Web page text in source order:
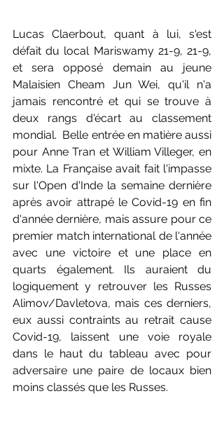
Lucas Claerbout, quant à lui, s'est
défait du local Mariswamy 21-9, 21-9,
et sera opposé demain au jeune
Malaisien Cheam Jun Wei, qu'il n'a
jamais rencontré et qui se trouve à
deux rangs d'écart au classement
mondial.  Belle entrée en matière aussi
pour Anne Tran et William Villeger, en
mixte. La Française avait fait l'impasse
sur l'Open d'Inde la semaine dernière
après avoir attrapé le Covid-19 en fin
d'année dernière, mais assure pour ce
premier match international de l'année
avec une victoire et une place en
quarts également. Ils auraient du
logiquement y retrouver les Russes
Alimov/Davletova, mais ces derniers,
eux aussi contraints au retrait cause
Covid-19, laissent une voie royale
dans le haut du tableau avec pour
adversaire une paire de locaux bien
moins classés que les Russes.